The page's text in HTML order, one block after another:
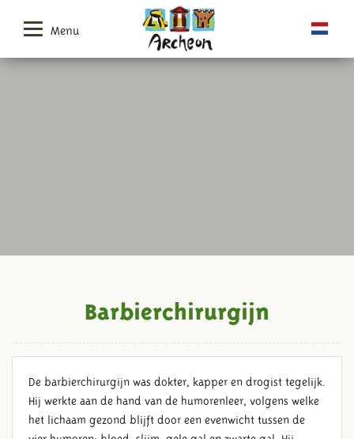
Menu
Barbierchirurgijn
De barbierchirurgijn was dokter, kapper en drogist tegelijk.
Hij werkte aan de hand van de humorenleer, volgens welke
het lichaam gezond blijft door een evenwicht tussen de